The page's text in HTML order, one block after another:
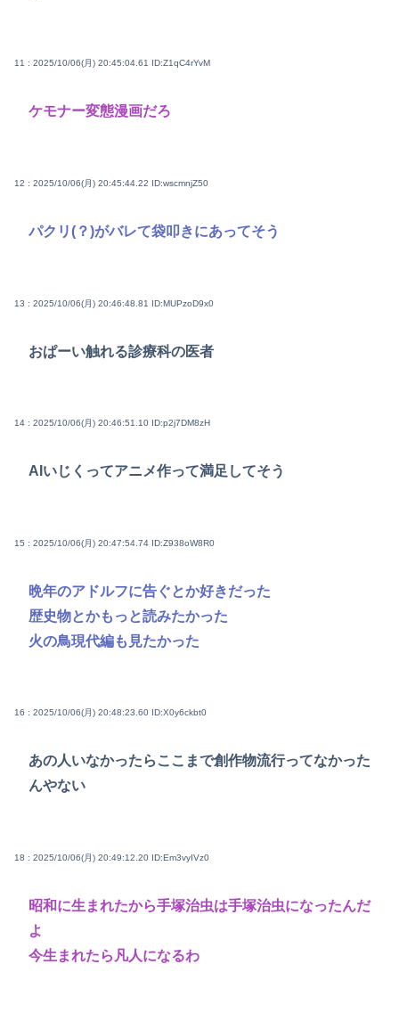
11 : 2025/10/06(月) 20:45:04.61 ID:Z1qC4rYvM
ケモナー変態漫画だろ
12 : 2025/10/06(月) 20:45:44.22 ID:wscmnjZ50
パクリ(？)がバレて袋叩きにあってそう
13 : 2025/10/06(月) 20:46:48.81 ID:MUPzoD9x0
おぱーい触れる診療科の医者
14 : 2025/10/06(月) 20:46:51.10 ID:p2j7DM8zH
AIいじくってアニメ作って満足してそう
15 : 2025/10/06(月) 20:47:54.74 ID:Z938oW8R0
晩年のアドルフに告ぐとか好きだった
歴史物とかもっと読みたかった
火の鳥現代編も見たかった
16 : 2025/10/06(月) 20:48:23.60 ID:X0y6ckbt0
あの人いなかったらここまで創作物流行ってなかった
んやない
18 : 2025/10/06(月) 20:49:12.20 ID:Em3vyIVz0
昭和に生まれたから手塚治虫は手塚治虫になったんだ
よ
今生まれたら凡人になるわ